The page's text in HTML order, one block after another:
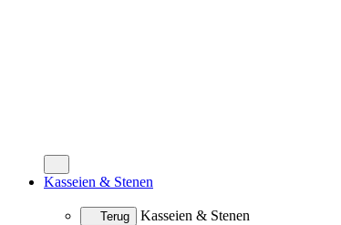
Kasseien & Stenen
Terug
Kasseien & Stenen